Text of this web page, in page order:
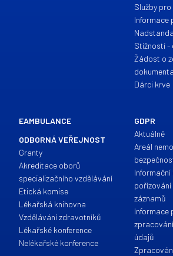
Služby
Informace
Stížnosti -
Žádost o
Dárci krve
EAMBULANCE
ODBORNÁ VEŘEJNOST
Granty
Akreditace oborů
specializačního vzdělávání
Etická komise
Lékařská knihovna
Vzdělávání zdravotníků
Lékařské konference
Nelékařské konference
GDPR
Aktuálně
Areál
Informační
pořízování
záznamů
Informace
údajů